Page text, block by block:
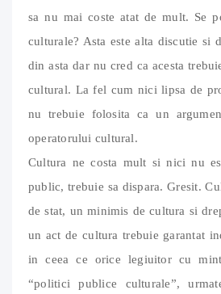
sa nu mai coste atat de mult. Se
culturale? Asta este alta discutie si
din asta dar nu cred ca acesta
cultural. La fel cum nici lipsa de
nu trebuie folosita ca un
operatorului cultural.
Cultura ne costa mult si nici nu
public, trebuie sa dispara. Gresit.
de stat, un minimis de cultura si
un act de cultura trebuie garantat
in ceea ce orice legiuitor cu
“politici publice culturale”,